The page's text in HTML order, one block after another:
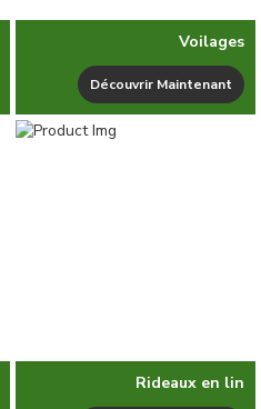
Voilages
Découvrir Maintenant
Rideaux en lin